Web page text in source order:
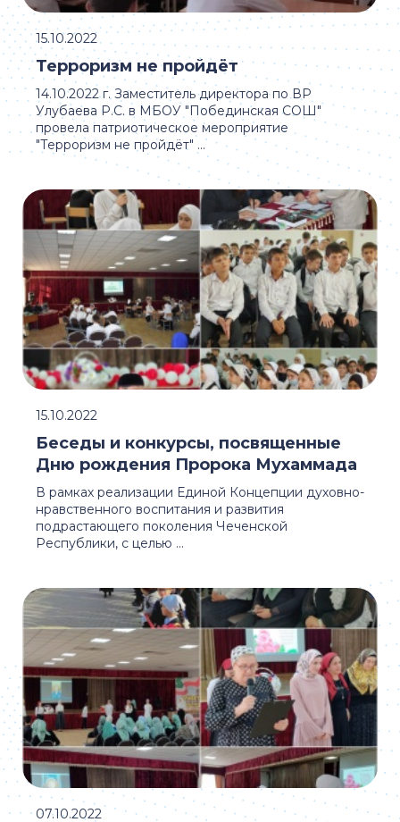
14.10.2022 г. Заместитель директора по ВР
Улубаева Р.С. в МБОУ "Побединская СОШ"
провела патриотическое мероприятие
"Терроризм не пройдëт" ...
Терроризм не пройдëт
15.10.2022
В рамках реализации Единой Концепции духовно-
нравственного воспитания и развития
подрастающего поколения Чеченской
Республики, с целью ...
Беседы и конкурсы, посвященные
Дню рождения Пророка Мухаммада
15.10.2022
07.10.2022